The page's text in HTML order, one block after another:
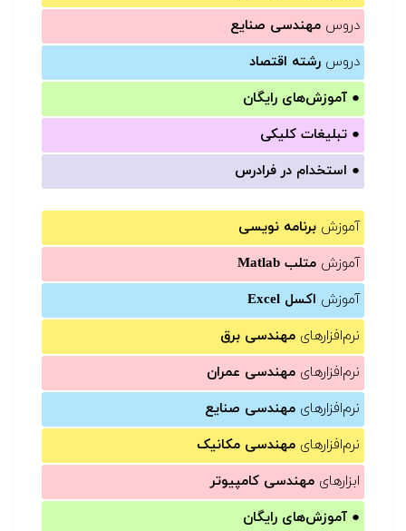
دروس مهندسی صنایع
دروس رشته اقتصاد
● آموزش‌های رایگان
● تبلیغات کلیکی
● استخدام در فرادرس
آموزش برنامه نویسی
آموزش متلب Matlab
آموزش اکسل Excel
نرم‌افزارهای مهندسی برق
نرم‌افزارهای مهندسی عمران
نرم‌افزارهای مهندسی صنایع
نرم‌افزارهای مهندسی مکانیک
ابزارهای مهندسی کامپیوتر
● آموزش‌های رایگان